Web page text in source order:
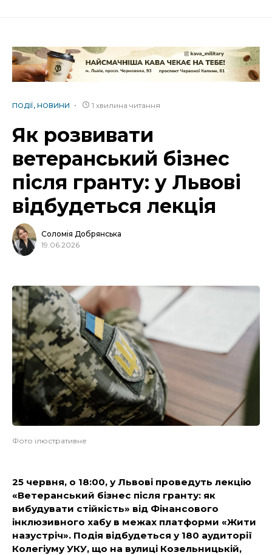
ПОДІЇ НОВИНИ 1 хвилина читання
Як розвивати
ветеранський бізнес
після гранту: у Львові
відбудеться лекція
Соломія Добрянська
19.06.2026
Фото ілюстративне
25 червня, о 18:00, у Львові проведуть лекцію
«Ветеранський бізнес після гранту: як
вибудувати стійкість» від Фінансового
інклюзивного хабу в межах платформи «Жити
назустріч». Подія відбудеться у 180 аудиторії
Колегіуму УКУ, що на вулиці Козельницькій,